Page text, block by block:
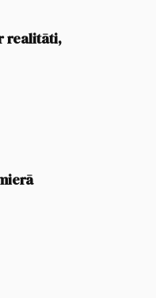
realitāti,